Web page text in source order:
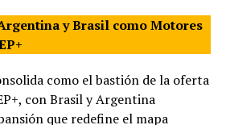
y Brasil como Motores
como el bastión de la oferta
con Brasil y Argentina
que redefine el mapa